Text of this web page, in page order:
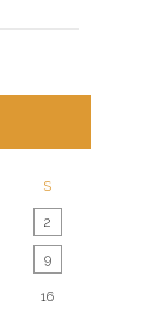
S
2
9
16